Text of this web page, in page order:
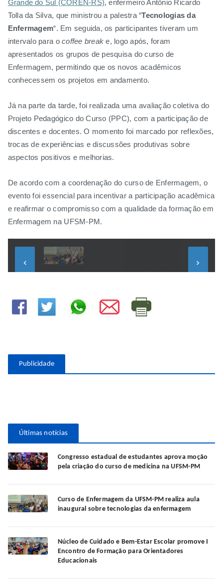
Grande do Sul (COREN-RS), enfermeiro Antônio Ricardo
Tolla da Silva, que ministrou a palestra “Tecnologias da
Enfermagem“. Em seguida, os participantes tiveram um
intervalo para ocoffee break e, logo após, foram
apresentados os grupos de pesquisa do curso de
Enfermagem, permitindo que os novos acadêmicos
conhecessem os projetos em andamento.
Já na parte da tarde, foi realizada uma avaliação coletiva do
Projeto Pedagógico do Curso (PPC), com a participação de
discentes e docentes. O momento foi marcado por reflexões,
trocas de experiências e discussões produtivas sobre
aspectos positivos e melhorias.
De acordo com a coordenação do curso de Enfermagem, o
evento foi essencial para incentivar a participação acadêmica
e reafirmar o compromisso com a qualidade da formação em
Enfermagem na UFSM-PM.
keyboard_arrow_left keyboard_arrow_right
Publicidade
Últimas notícias
Congresso estadual de estudantes aprova moção
pela criação do curso de medicina na UFSM-PM
Curso de Enfermagem da UFSM-PM realiza aula
inaugural sobre tecnologias da enfermagem
Núcleo de Cuidado e Bem-Estar Escolar promove I
Encontro de Formação para Orientadores
Educacionais